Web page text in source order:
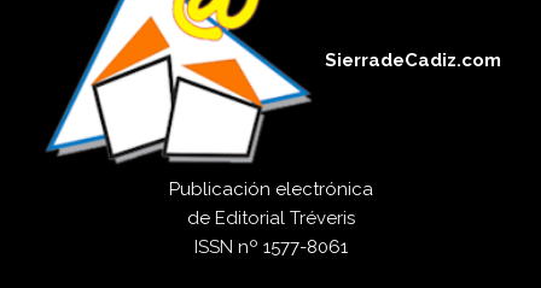
SierradeCadiz.com
Publicación electrónica
de Editorial Tréveris
ISSN nº 1577-8061